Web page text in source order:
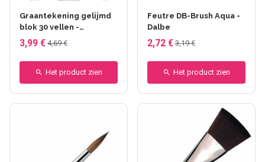
Graantekening gelijmd
blok 30 vellen -
Clairefontaine - A5
3,99 € 4,69 €
Het product zien
Feutre DB-Brush Aqua -
Dalbe
2,72 € 3,19 €
Het product zien